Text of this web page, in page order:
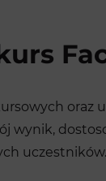
oraz
wynik,
uczestników.